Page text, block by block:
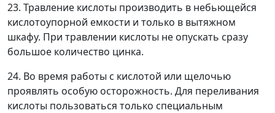
23. Травление кислоты производить в небьющейся
кислотоупорной емкости и только в вытяжном
шкафу. При травлении кислоты не опускать сразу
большое количество цинка.
24. Во время работы с кислотой или щелочью
проявлять особую осторожность. Для переливания
кислоты пользоваться только специальным